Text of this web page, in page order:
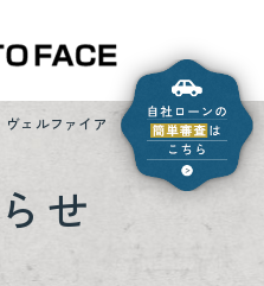
ヴェルファイア ２．５Ｚ Ｇエディ
せ